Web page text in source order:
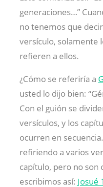
generaciones…”
no tenemos que
versículo, solamente
refieren a ellos.
¿Cómo se referiría a
usted lo dijo bien:
Con el guión se
versículos, y los
ocurren en
refiriendo a varios
capítulo, pero no son
escribimos así: Josué